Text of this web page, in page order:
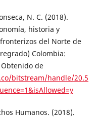
N. C. (2018).
historia y
del Norte de
Colombia:
de
bitstream/handle/20.5
Humanos. (2018).